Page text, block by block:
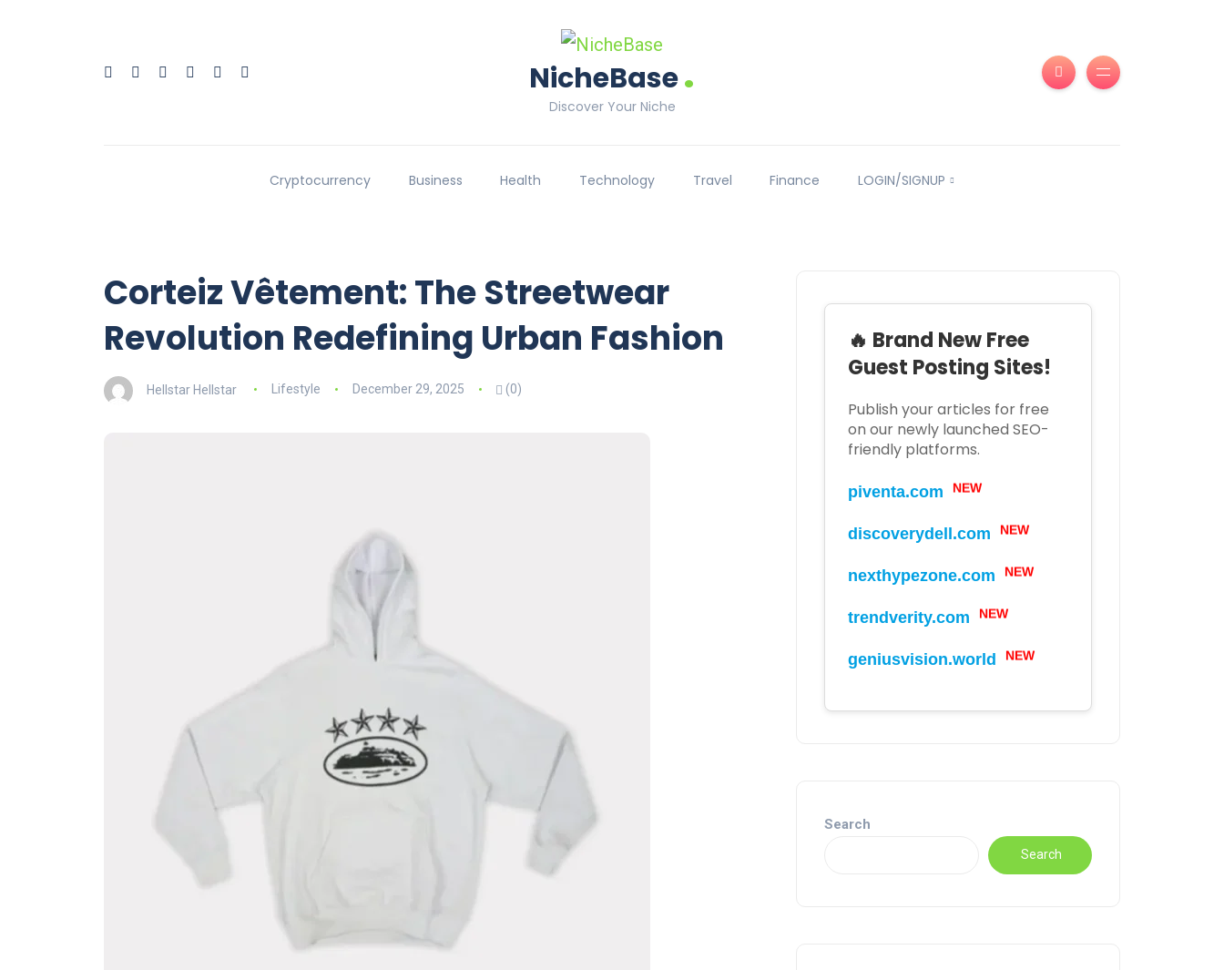
NicheBase.
Discover Your Niche
Cryptocurrency Business Health Technology Travel Finance LOGIN/SIGNUP
Corteiz Vêtement: The Streetwear
Revolution Redefining Urban Fashion
Hellstar Hellstar Lifestyle December 29, 2025 (0)
🔥 Brand New Free
Guest Posting Sites!
Publish your articles for free
on our newly launched SEO-
friendly platforms.
piventa.com NEW
discoverydell.com NEW
nexthypezone.com NEW
trendverity.com NEW
geniusvision.world NEW
Search
Search